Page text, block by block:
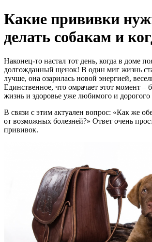
Какие прививки
делать собакам и
Наконец-то настал тот день, когда в доме
долгожданный щенок! В один миг жизнь
лучше, она озарилась новой энергией,
Единственное, что омрачает этот момент –
жизнь и здоровье уже любимого и
В связи с этим актуален вопрос: «Как же
от возможных болезней?» Ответ очень
прививок.